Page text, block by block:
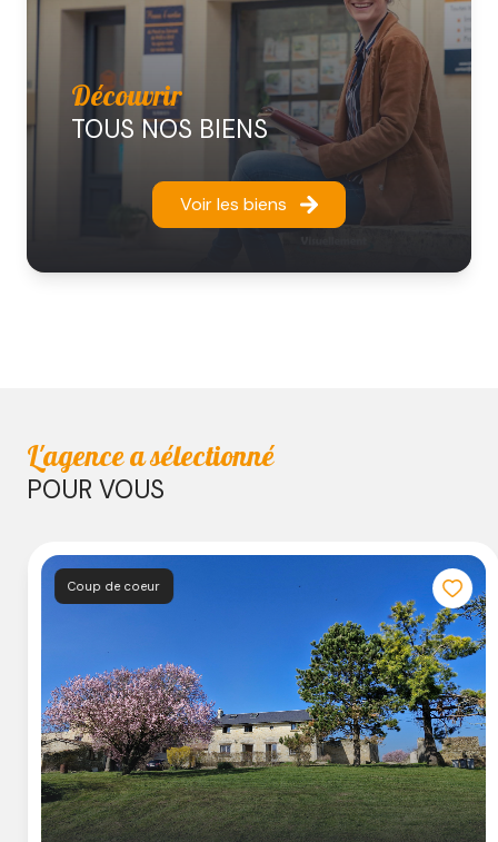
Découvrir
TOUS NOS BIENS
Voir les biens
L'agence a sélectionné
POUR VOUS
Coup de coeur